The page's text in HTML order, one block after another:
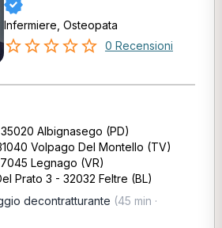
Infermiere, Osteopata
0 Recensioni
Albignasego (PD)
Volpago Del Montello (TV)
Legnago (VR)
Prato 3 - 32032 Feltre (BL)
decontratturante (45 min ·